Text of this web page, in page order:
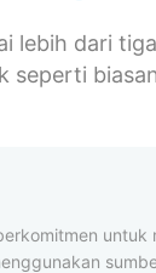
lebih dari
seperti